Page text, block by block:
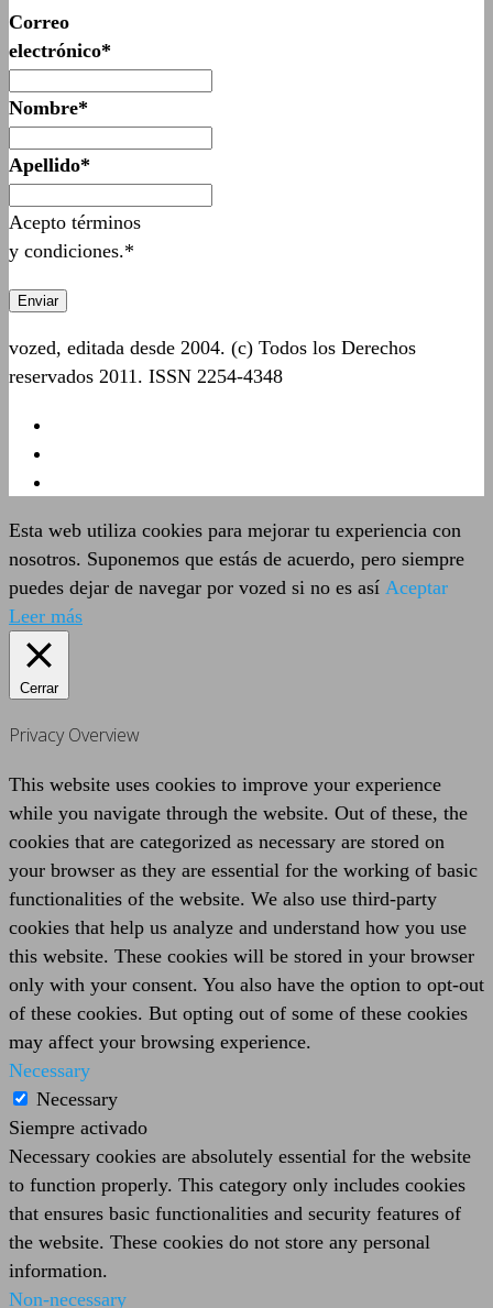
Correo
electrónico*
Nombre*
Apellido*
Acepto términos
y condiciones.*
vozed, editada desde 2004. (c) Todos los Derechos
reservados 2011. ISSN 2254-4348
Esta web utiliza cookies para mejorar tu experiencia con
nosotros. Suponemos que estás de acuerdo, pero siempre
puedes dejar de navegar por vozed si no es así Aceptar
Leer más
Cerrar
Privacy Overview
This website uses cookies to improve your experience
while you navigate through the website. Out of these, the
cookies that are categorized as necessary are stored on
your browser as they are essential for the working of basic
functionalities of the website. We also use third-party
cookies that help us analyze and understand how you use
this website. These cookies will be stored in your browser
only with your consent. You also have the option to opt-out
of these cookies. But opting out of some of these cookies
may affect your browsing experience.
Necessary
Necessary
Siempre activado
Necessary cookies are absolutely essential for the website
to function properly. This category only includes cookies
that ensures basic functionalities and security features of
the website. These cookies do not store any personal
information.
Non-necessary